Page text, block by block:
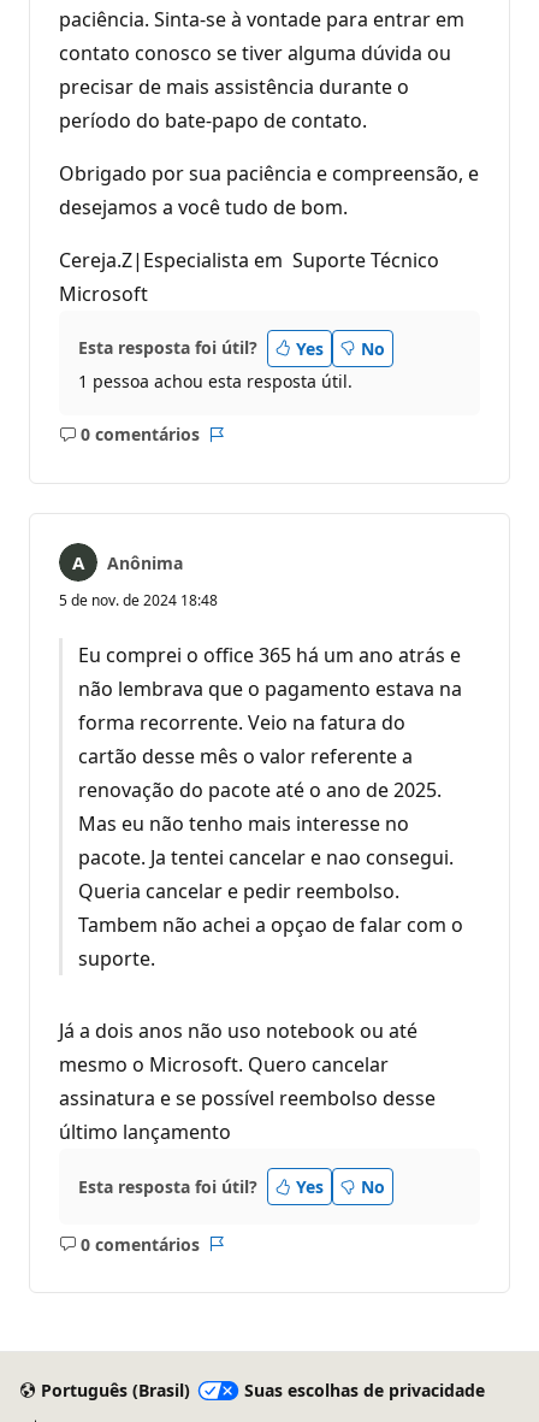
paciência. Sinta-se à vontade para entrar em
contato conosco se tiver alguma dúvida ou
precisar de mais assistência durante o
período do bate-papo de contato.
Obrigado por sua paciência e compreensão, e
desejamos a você tudo de bom.
Cereja.Z|Especialista em Suporte Técnico
Microsoft
Esta resposta foi útil? Yes
No
1 pessoa achou esta resposta útil.
0 comentários
Sem
Anônima
5 de nov. de 2024 18:48
Eu comprei o office 365 há um ano atrás e
não lembrava que o pagamento estava na
forma recorrente. Veio na fatura do
cartão desse mês o valor referente a
renovação do pacote até o ano de 2025.
Mas eu não tenho mais interesse no
pacote. Ja tentei cancelar e nao consegui.
Queria cancelar e pedir reembolso.
Tambem não achei a opçao de falar com o
suporte.
Já a dois anos não uso notebook ou até
mesmo o Microsoft. Quero cancelar
assinatura e se possível reembolso desse
último lançamento
Esta resposta foi útil? Yes No
0 comentários
Sem
Português (Brasil)
Suas escolhas de privacidade